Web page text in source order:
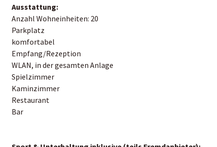
Ausstattung:
Anzahl Wohneinheiten: 20
Parkplatz
komfortabel
Empfang/Rezeption
WLAN, in der gesamten Anlage
Spielzimmer
Kaminzimmer
Restaurant
Bar